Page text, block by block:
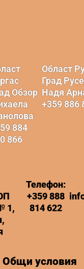
Обзор
884
866
Област
Град Русе
Надя
+359 886
1,
Телефон:
+359 888
814 622
Общи условия